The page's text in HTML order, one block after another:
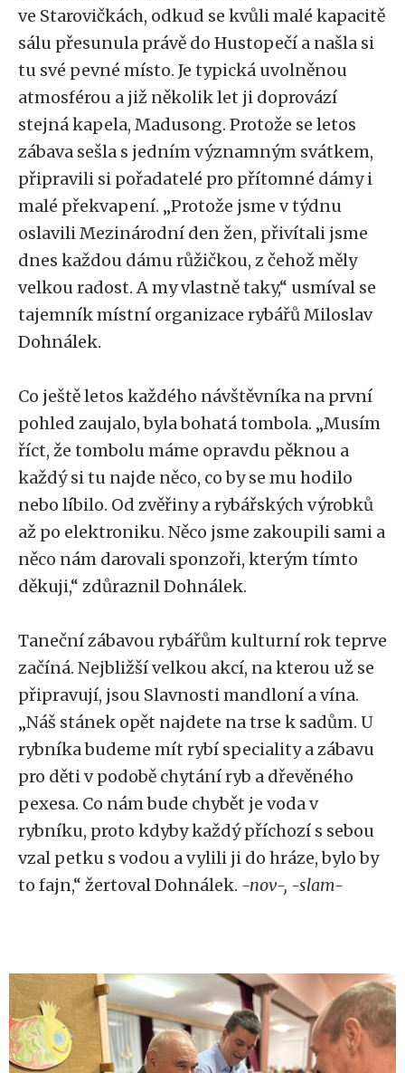
ve Starovičkách, odkud se kvůli malé kapacitě
sálu přesunula právě do Hustopečí a našla si
tu své pevné místo. Je typická uvolněnou
atmosférou a již několik let ji doprovází
stejná kapela, Madusong. Protože se letos
zábava sešla s jedním významným svátkem,
připravili si pořadatelé pro přítomné dámy i
malé překvapení. „Protože jsme v týdnu
oslavili Mezinárodní den žen, přivítali jsme
dnes každou dámu růžičkou, z čehož měly
velkou radost. A my vlastně taky,“ usmíval se
tajemník místní organizace rybářů Miloslav
Dohnálek.
Co ještě letos každého návštěvníka na první
pohled zaujalo, byla bohatá tombola. „Musím
říct, že tombolu máme opravdu pěknou a
každý si tu najde něco, co by se mu hodilo
nebo líbilo. Od zvěřiny a rybářských výrobků
až po elektroniku. Něco jsme zakoupili sami a
něco nám darovali sponzoři, kterým tímto
děkuji,“ zdůraznil Dohnálek.
Taneční zábavou rybářům kulturní rok teprve
začíná. Nejbližší velkou akcí, na kterou už se
připravují, jsou Slavnosti mandloní a vína.
„Náš stánek opět najdete na trse k sadům. U
rybníka budeme mít rybí speciality a zábavu
pro děti v podobě chytání ryb a dřevěného
pexesa. Co nám bude chybět je voda v
rybníku, proto kdyby každý příchozí s sebou
vzal petku s vodou a vylili ji do hráze, bylo by
to fajn,“ žertoval Dohnálek. -nov-, -slam-